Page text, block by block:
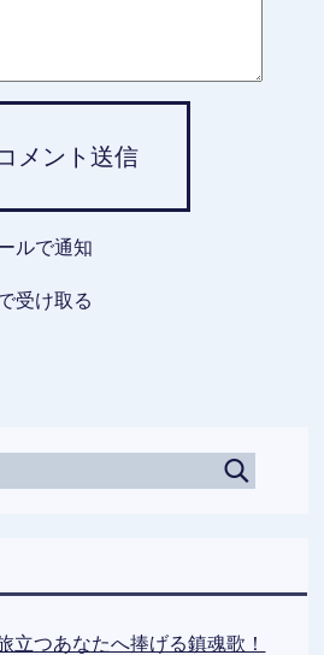
メント送信
ルで通知
受け取る
立つあなたへ捧げる鎮魂歌！